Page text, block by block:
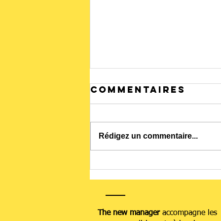
Votre cerveau
sous cortisol
votre réponse
Commentaires
Rédigez un commentaire...
The new manageraccompagne les